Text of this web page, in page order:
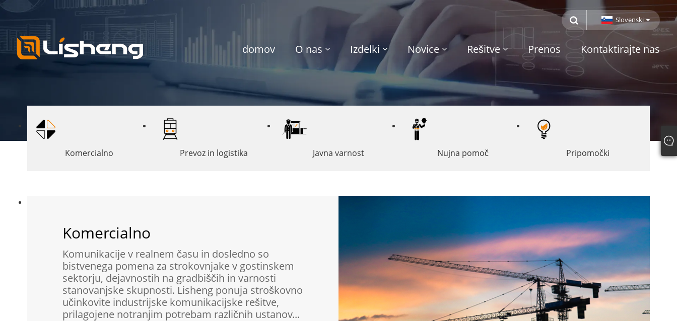
Slovenski
domov O nas Izdelki Novice Rešitve Prenos Kontaktirajte nas
Komercialno Prevoz in logistika Javna varnost Nujna pomoč Pripomočki
Komercialno
Komunikacije v realnem času in dosledno so
bistvenega pomena za strokovnjake v gostinskem
sektorju, dejavnostih na gradbiščih in varnosti
stanovanjske skupnosti. Lisheng ponuja stroškovno
učinkovite industrijske komunikacijske rešitve,
prilagojene notranjim potrebam različnih ustanov...